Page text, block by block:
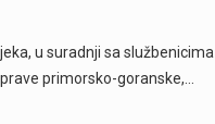
u suradnji sa službenicima
primorsko-goranske,…